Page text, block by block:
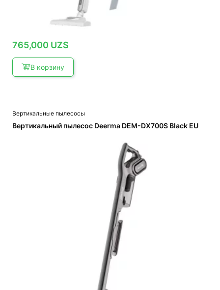
765,000 UZS
В корзину
Вертикальные пылесосы
Вертикальный пылесос Deerma DEM-DX700S Black EU